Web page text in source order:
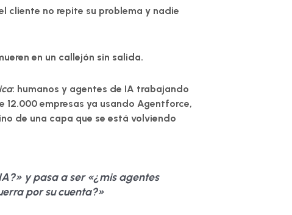
cliente no repite su problema y nadie
en un callejón sin salida.
: humanos y agentes de IA trabajando
empresas ya usando Agentforce,
de una capa que se está volviendo
y pasa a ser«¿mis agentes
por su cuenta?»